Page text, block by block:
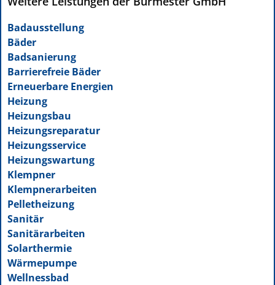
Badausstellung
Bäder
Badsanierung
Barrierefreie Bäder
Erneuerbare Energien
Heizung
Heizungsbau
Heizungsreparatur
Heizungsservice
Heizungswartung
Klempner
Klempnerarbeiten
Pelletheizung
Sanitär
Sanitärarbeiten
Solarthermie
Wärmepumpe
Wellnessbad